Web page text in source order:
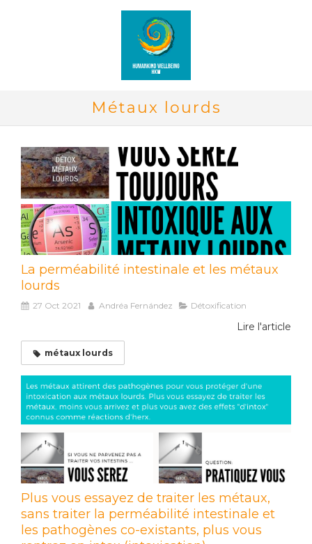
Métaux lourds
La perméabilité intestinale et les métaux
lourds
27 Oct 2021 Andréa Fernández Détoxification
Lire l'article
métaux lourds
Plus vous essayez de traiter les métaux,
sans traiter la perméabilité intestinale et
les pathogènes co-existants, plus vous